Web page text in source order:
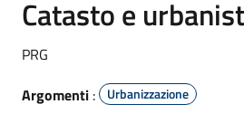
Catasto e
PRG
Argomenti : Urbanizzazione